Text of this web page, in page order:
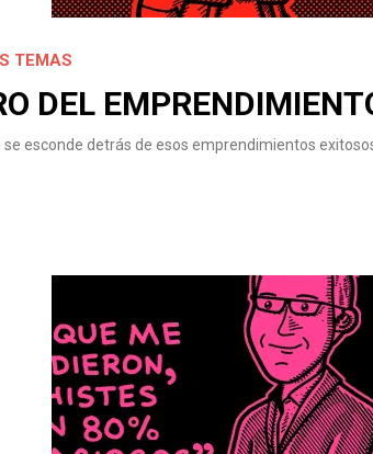
TEMAS
DEL
se esconde detrás de esos emprendimientos